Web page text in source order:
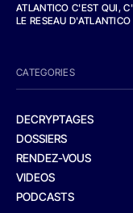
ATLANTICO C'EST QUI,
LE RESEAU D'ATLANTICO
CATEGORIES
DECRYPTAGES
DOSSIERS
RENDEZ-VOUS
VIDEOS
PODCASTS